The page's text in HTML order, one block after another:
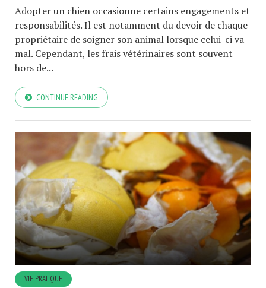
Adopter un chien occasionne certains engagements et
responsabilités. Il est notamment du devoir de chaque
propriétaire de soigner son animal lorsque celui-ci va
mal. Cependant, les frais vétérinaires sont souvent
hors de...
CONTINUE READING
VIE PRATIQUE